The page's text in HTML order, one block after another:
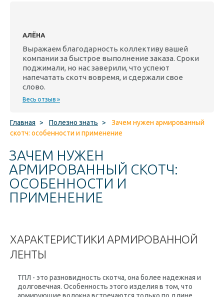
АЛЁНА
Выражаем благодарность коллективу вашей
компании за быстрое выполнение заказа. Сроки
поджимали, но нас заверили, что успеют
напечатать скотч вовремя, и сдержали свое
слово.
Весь отзыв »
Главная > Полезно знать >
Зачем нужен армированный
скотч: особенности и применение
ЗАЧЕМ НУЖЕН
АРМИРОВАННЫЙ СКОТЧ:
ОСОБЕННОСТИ И
ПРИМЕНЕНИЕ
ХАРАКТЕРИСТИКИ АРМИРОВАННОЙ
ЛЕНТЫ
ТПЛ - это разновидность скотча, она более надежная и
долговечная. Особенность этого изделия в том, что